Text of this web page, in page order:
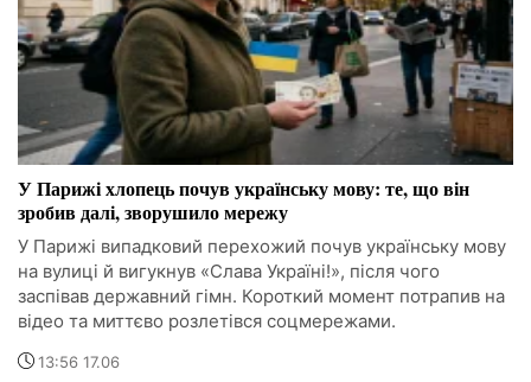
У Парижі хлопець почув українську мову: те, що він
зробив далі, зворушило мережу
У Парижі випадковий перехожий почув українську мову
на вулиці й вигукнув «Слава Україні!», після чого
заспівав державний гімн. Короткий момент потрапив на
відео та миттєво розлетівся соцмережами.
13:56 17.06